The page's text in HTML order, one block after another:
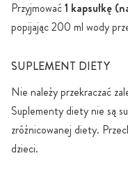
Przyjmować1 kapsułkę
popijając 200 ml wody
SUPLEMENT DIETY
Nie należy przekraczać
Suplementy diety nie są
zróżnicowanej diety.
dzieci.